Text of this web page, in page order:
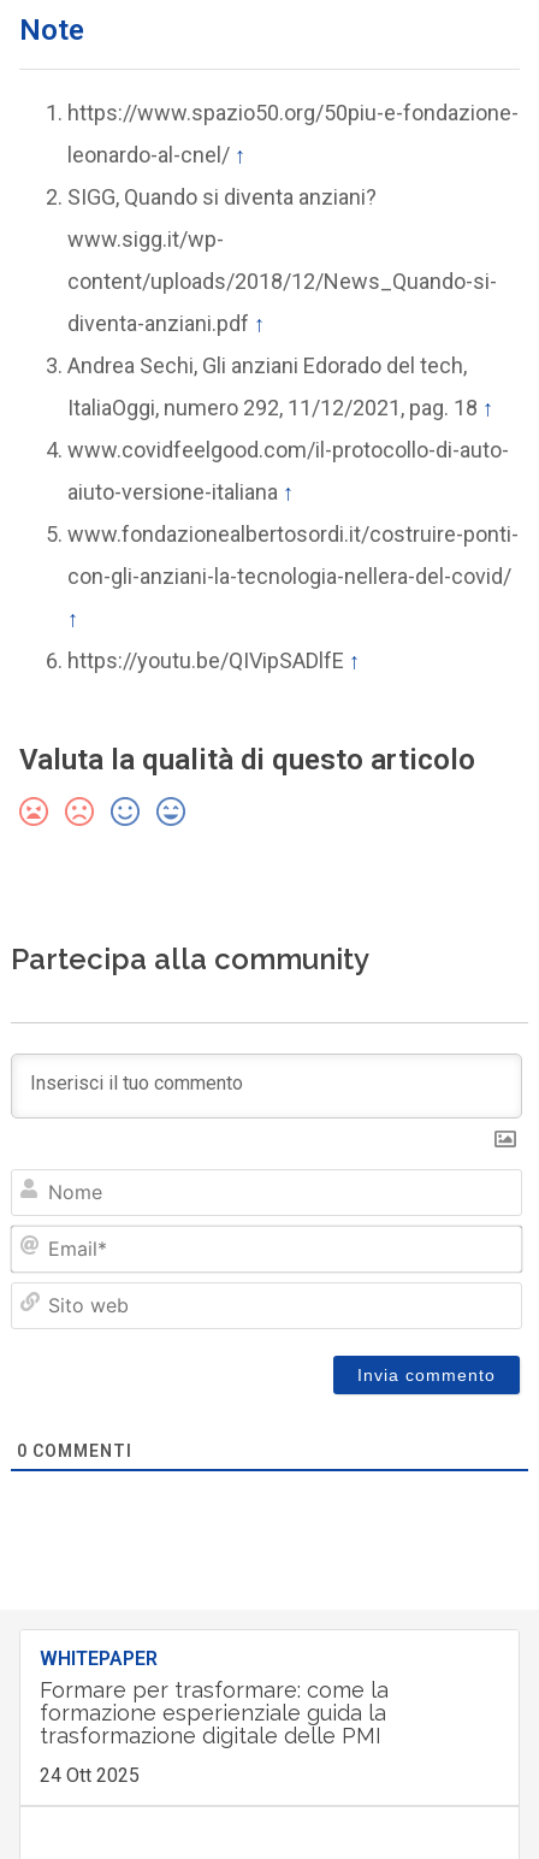
Note
https://www.spazio50.org/50piu-e-fondazione-
leonardo-al-cnel/ ↑
SIGG, Quando si diventa anziani?
www.sigg.it/wp-
content/uploads/2018/12/News_Quando-si-
diventa-anziani.pdf ↑
Andrea Sechi, Gli anziani Edorado del tech,
ItaliaOggi, numero 292, 11/12/2021, pag. 18 ↑
www.covidfeelgood.com/il-protocollo-di-auto-
aiuto-versione-italiana ↑
www.fondazionealbertosordi.it/costruire-ponti-
con-gli-anziani-la-tecnologia-nellera-del-covid/
↑
https://youtu.be/QIVipSADlfE ↑
Valuta la qualità di questo articolo
Partecipa alla community
0 COMMENTI
WHITEPAPER
Formare per trasformare: come la
formazione esperienziale guida la
trasformazione digitale delle PMI
24 Ott 2025